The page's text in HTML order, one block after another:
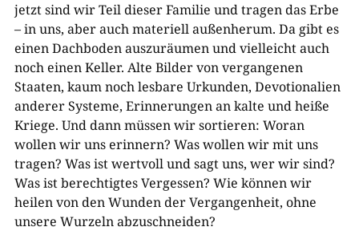
jetzt sind wir Teil dieser Familie und tragen das Erbe
– in uns, aber auch materiell außenherum. Da gibt es
einen Dachboden auszuräumen und vielleicht auch
noch einen Keller. Alte Bilder von vergangenen
Staaten, kaum noch lesbare Urkunden, Devotionalien
anderer Systeme, Erinnerungen an kalte und heiße
Kriege. Und dann müssen wir sortieren: Woran
wollen wir uns erinnern? Was wollen wir mit uns
tragen? Was ist wertvoll und sagt uns, wer wir sind?
Was ist berechtigtes Vergessen? Wie können wir
heilen von den Wunden der Vergangenheit, ohne
unsere Wurzeln abzuschneiden?